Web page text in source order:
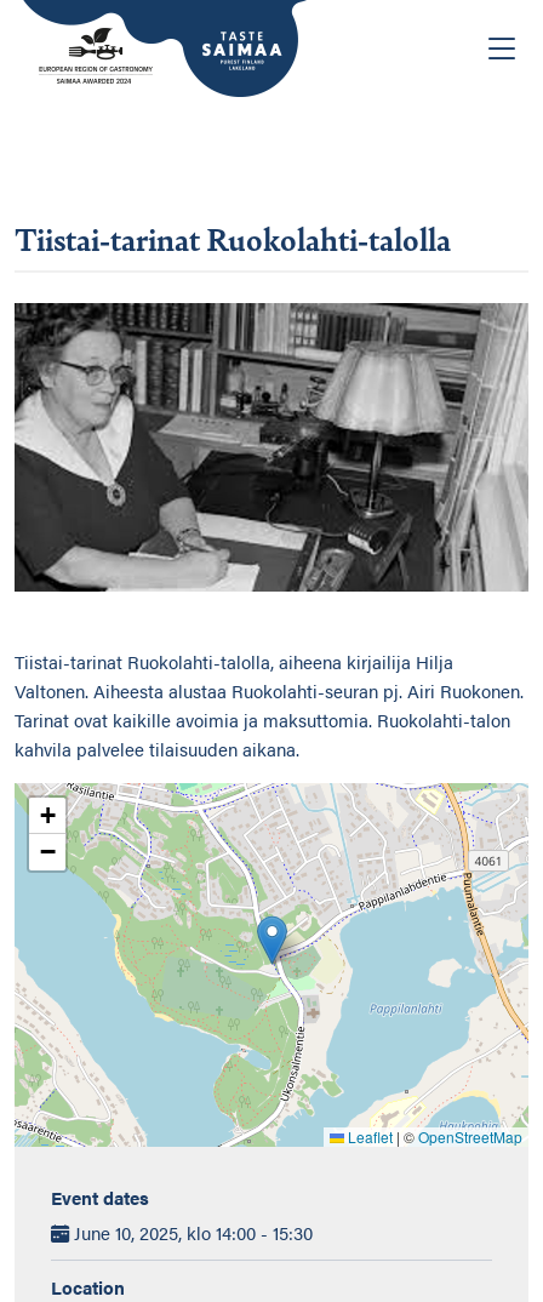
Tiistai-tarinat Ruokolahti-talolla
Tiistai-tarinat Ruokolahti-talolla, aiheena kirjailija Hilja
Valtonen. Aiheesta alustaa Ruokolahti-seuran pj. Airi Ruokonen.
Tarinat ovat kaikille avoimia ja maksuttomia. Ruokolahti-talon
kahvila palvelee tilaisuuden aikana.
+
−
Leaflet | ©OpenStreetMap
Event dates
June 10, 2025, klo 14:00 - 15:30
Location